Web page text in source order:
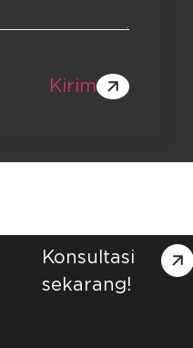
Kirim
Konsultasi
sekarang!